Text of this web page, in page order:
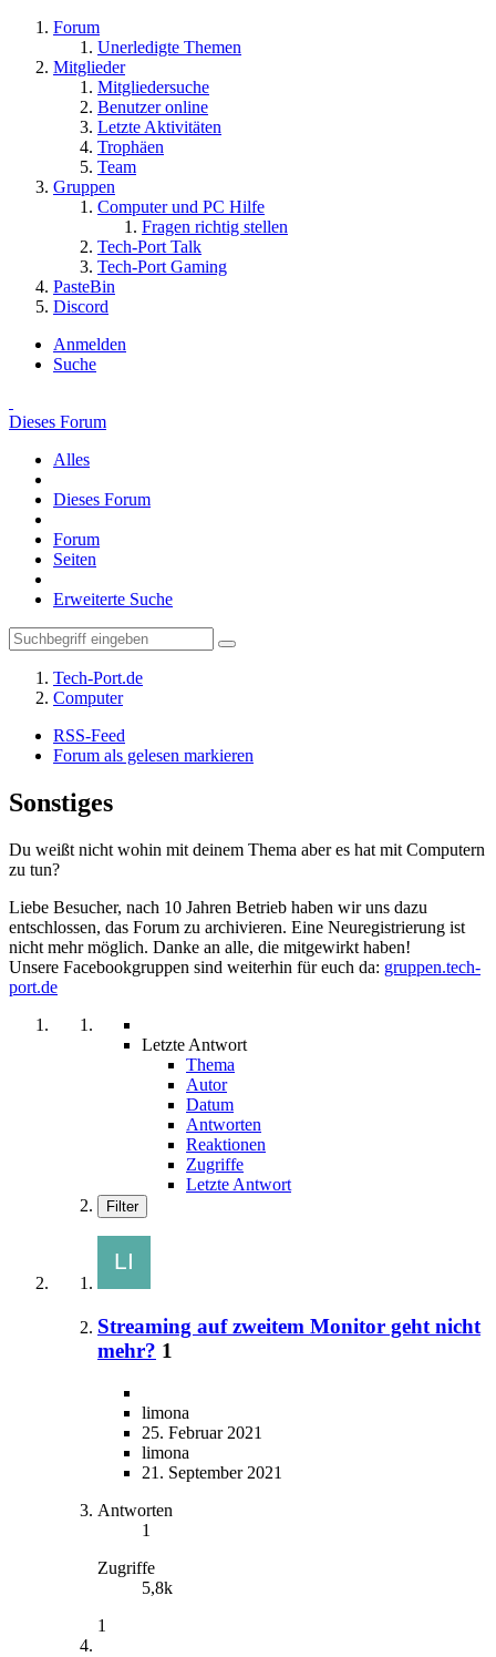
Forum
Unerledigte Themen
Mitglieder
Mitgliedersuche
Benutzer online
Letzte Aktivitäten
Trophäen
Team
Gruppen
Computer und PC Hilfe
Fragen richtig stellen
Tech-Port Talk
Tech-Port Gaming
PasteBin
Discord
Anmelden
Suche
Dieses Forum
Alles
Dieses Forum
Forum
Seiten
Erweiterte Suche
Tech-Port.de
Computer
RSS-Feed
Forum als gelesen markieren
Sonstiges
Du weißt nicht wohin mit deinem Thema aber es hat mit Computern
zu tun?
Liebe Besucher, nach 10 Jahren Betrieb haben wir uns dazu
entschlossen, das Forum zu archivieren. Eine Neuregistrierung ist
nicht mehr möglich. Danke an alle, die mitgewirkt haben!
Unsere Facebookgruppen sind weiterhin für euch da: gruppen.tech-
port.de
Letzte Antwort
Thema
Autor
Datum
Antworten
Reaktionen
Zugriffe
Letzte Antwort
Filter
Streaming auf zweitem Monitor geht nicht
mehr? 1
limona
25. Februar 2021
limona
21. September 2021
Antworten
1
Zugriffe
5,8k
1